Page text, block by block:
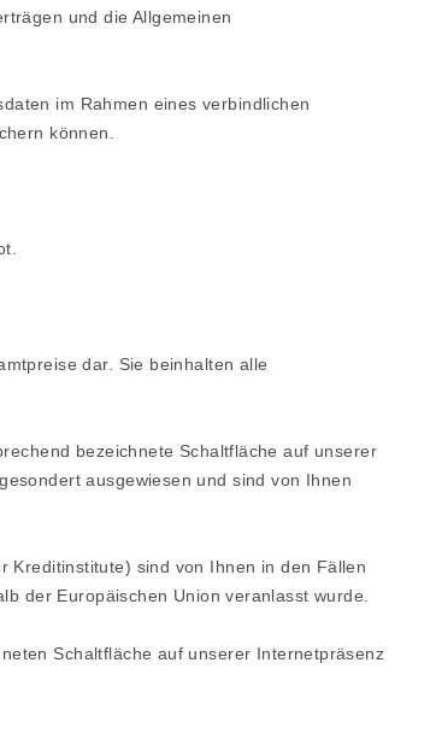
und die Allgemeinen
im Rahmen eines verbindlichen
können.
dar. Sie beinhalten alle
bezeichnete Schaltfläche auf unserer
ausgewiesen und sind von Ihnen
Kreditinstitute) sind von Ihnen in den Fällen
der Europäischen Union veranlasst wurde.
Schaltfläche auf unserer Internetpräsenz